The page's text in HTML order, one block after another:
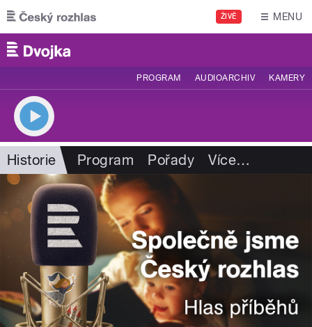
Přejít k hlavnímu obsahu
ŽIVĚ MENU
PROGRAM AUDIOARCHIV KAMERY
Historie Program Pořady Více…